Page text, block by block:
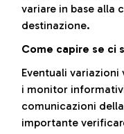
variare in base alla
destinazione.
Come capire se ci
Eventuali
i monitor
comunicazioni
importante